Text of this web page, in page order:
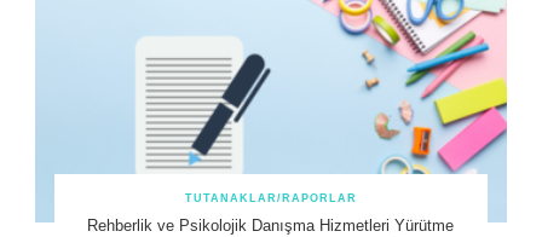
TUTANAKLAR/RAPORLAR
Rehberlik ve Psikolojik Danışma Hizmetleri Yürütme